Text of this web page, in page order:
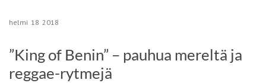
helmi 18 2018
”King of Benin” – pauhua mereltä ja
reggae-rytmejä